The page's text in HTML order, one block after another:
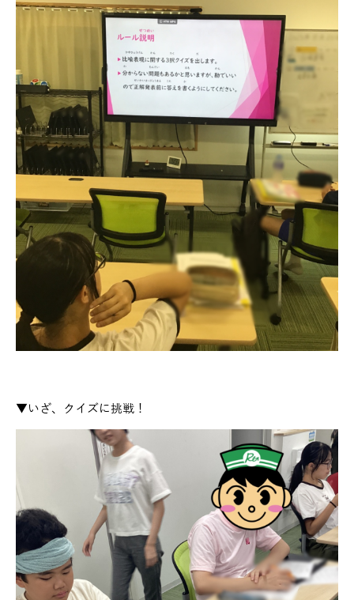
▼いざ、クイズに挑戦！